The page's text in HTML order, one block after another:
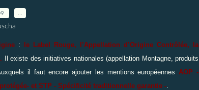
:
le Label Rouge, l’Appellation d’Origine Contrôlée, la
Il existe des initiatives nationales (appellation Montagne, produits
il faut encore ajouter les mentions européennes
AOP -
et STP - Spécificité traditionnelle garantie -